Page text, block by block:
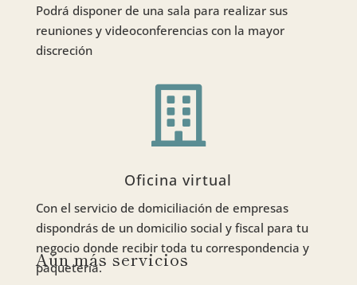
Podrá disponer de una sala para realizar sus
reuniones y videoconferencias con la mayor
discreción

Oficina virtual
Con el servicio de domiciliación de empresas
dispondrás de un domicilio social y fiscal para tu
negocio donde recibir toda tu correspondencia y
paquetería.
Aún más servicios